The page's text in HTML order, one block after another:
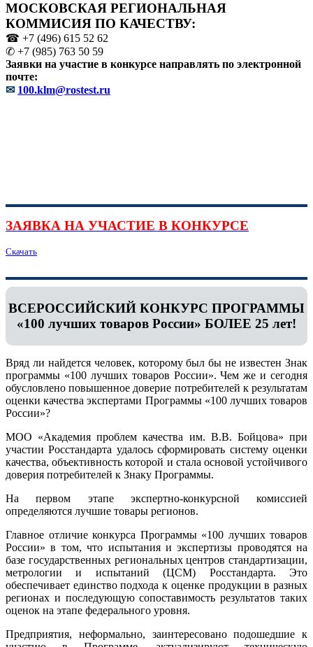
МОСКОВСКАЯ РЕГИОНАЛЬНАЯ
КОММИСИЯ ПО КАЧЕСТВУ:
☎ +7 (496) 615 52 62
✆ +7 (985) 763 50 59
Заявки на участие в конкурсе направлять по электронной
почте:
✉ 100.klm@rostest.ru
ЗАЯВКА НА УЧАСТИЕ В КОНКУРСЕ
Скачать
ВСЕРОССИЙСКИЙ КОНКУРС ПРОГРАММЫ
«100 лучших товаров России» БОЛЕЕ 25 лет!
Вряд ли найдется человек, которому был бы не известен Знак
программы «100 лучших товаров России». Чем же и сегодня
обусловлено повышенное доверие потребителей к результатам
оценки качества экспертами Программы «100 лучших товаров
России»?
МОО «Академия проблем качества им. В.В. Бойцова» при
участии Росстандарта удалось сформировать систему оценки
качества, объективность которой и стала основой устойчивого
доверия потребителей к Знаку Программы.
На первом этапе экспертно-конкурсной комиссией
определяются лучшие товары регионов.
Главное отличие конкурса Программы «100 лучших товаров
России» в том, что испытания и экспертизы проводятся на
базе государственных региональных центров стандартизации,
метрологии и испытаний (ЦCM) Росстандарта. Это
обеспечивает единство подхода к оценке продукции в разных
регионах и последующую сопоставимость результатов таких
оценок на этапе федерального уровня.
Предприятия, неформально, заинтересовано подошедшие к